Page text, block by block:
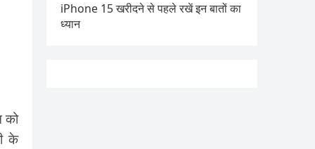
को
के
iPhone 15 खरीदने से पहले रखें इन बातों का
ध्यान